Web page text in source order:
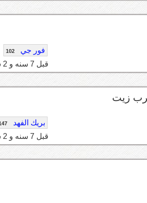
فور جي 102
قبل 7 سنه و 2 شهر
زيت
بريك الفهد
قبل 7 سنه و 2 شهر